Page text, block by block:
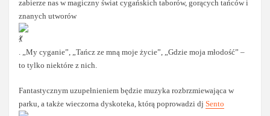
zabierze nas w magiczny świat cygańskich taborów, gorących tańców i
znanych utworów
. „My cyganie”, „Tańcz ze mną moje życie”, „Gdzie moja młodość” –
to tylko niektóre z nich.
Fantastycznym uzupełnieniem będzie muzyka rozbrzmiewająca w
parku, a także wieczorna dyskoteka, którą poprowadzi djSento